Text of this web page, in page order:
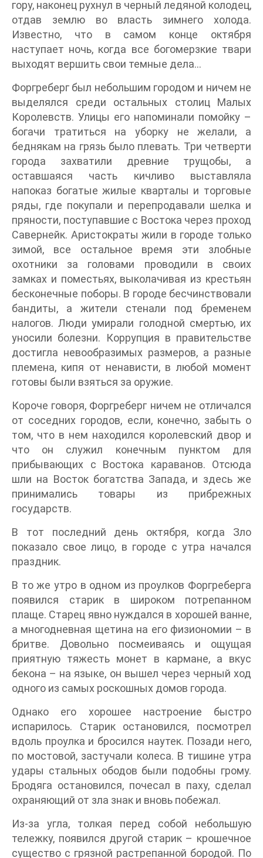
гору, наконец рухнул в черный ледяной колодец,
отдав землю во власть зимнего холода.
Известно, что в самом конце октября
наступает ночь, когда все богомерзкие твари
выходят вершить свои темные дела…
Форгреберг был небольшим городом и ничем не
выделялся среди остальных столиц Малых
Королевств. Улицы его напоминали помойку –
богачи тратиться на уборку не желали, а
беднякам на грязь было плевать. Три четверти
города захватили древние трущобы, а
оставшаяся часть кичливо выставляла
напоказ богатые жилые кварталы и торговые
ряды, где покупали и перепродавали шелка и
пряности, поступавшие с Востока через проход
Савернейк. Аристократы жили в городе только
зимой, все остальное время эти злобные
охотники за головами проводили в своих
замках и поместьях, выколачивая из крестьян
бесконечные поборы. В городе бесчинствовали
бандиты, а жители стенали под бременем
налогов. Люди умирали голодной смертью, их
уносили болезни. Коррупция в правительстве
достигла невообразимых размеров, а разные
племена, кипя от ненависти, в любой момент
готовы были взяться за оружие.
Короче говоря, Форгреберг ничем не отличался
от соседних городов, если, конечно, забыть о
том, что в нем находился королевский двор и
что он служил конечным пунктом для
прибывающих с Востока караванов. Отсюда
шли на Восток богатства Запада, и здесь же
принимались товары из прибрежных
государств.
В тот последний день октября, когда Зло
показало свое лицо, в городе с утра начался
праздник.
В то же утро в одном из проулков Форгреберга
появился старик в широком потрепанном
плаще. Старец явно нуждался в хорошей ванне,
а многодневная щетина на его физиономии – в
бритве. Довольно посмеиваясь и ощущая
приятную тяжесть монет в кармане, а вкус
бекона – на языке, он вышел через черный ход
одного из самых роскошных домов города.
Однако его хорошее настроение быстро
испарилось. Старик остановился, посмотрел
вдоль проулка и бросился наутек. Позади него,
по мостовой, застучали колеса. В тишине утра
удары стальных ободов были подобны грому.
Бродяга остановился, почесал в паху, сделал
охраняющий от зла знак и вновь побежал.
Из-за угла, толкая перед собой небольшую
тележку, появился другой старик – крошечное
существо с грязной растрепанной бородой. По